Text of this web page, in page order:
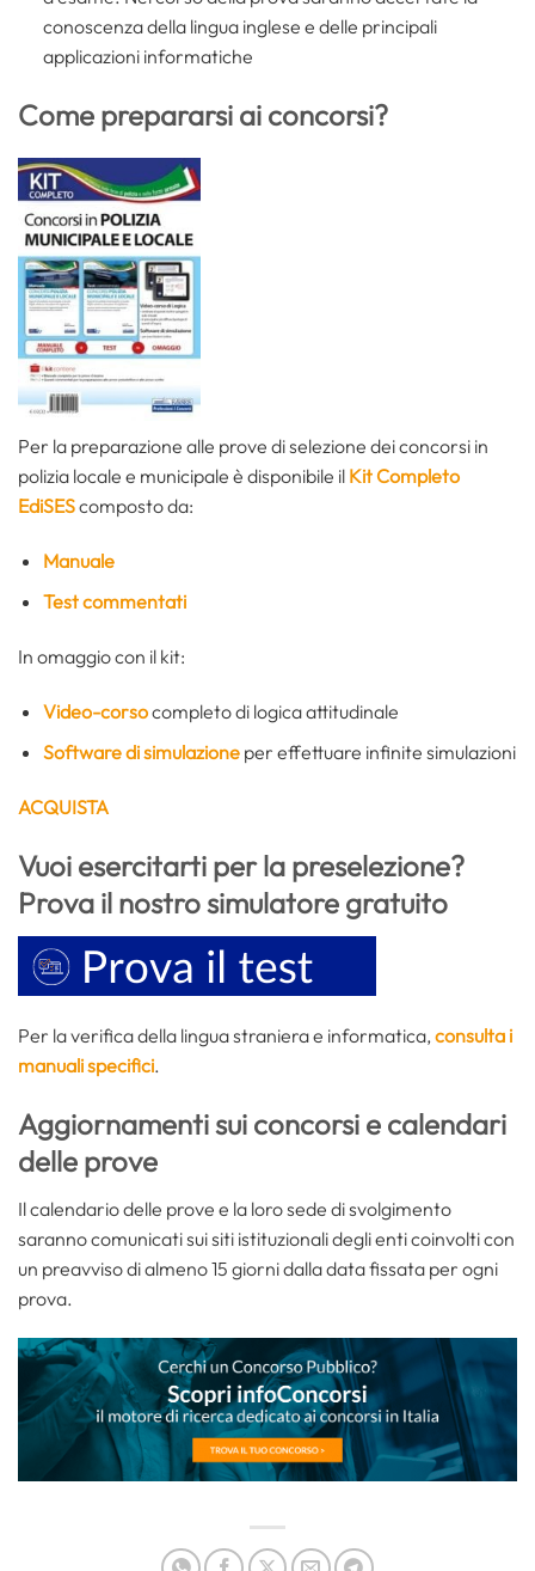
conoscenza della lingua inglese e delle principali
applicazioni informatiche
Come prepararsi ai concorsi?
Per la preparazione alle prove di selezione dei concorsi in
polizia locale e municipale è disponibile il Kit Completo
EdiSEScomposto da:
Manuale
Test commentati
In omaggio con il kit:
Video-corsocompleto di logica attitudinale
Software di simulazioneper effettuare infinite simulazioni
ACQUISTA
Vuoi esercitarti per la preselezione?
Prova il nostro simulatore gratuito
Per la verifica della lingua straniera e informatica, consulta i
manuali specifici.
Aggiornamenti sui concorsi e calendari
delle prove
Il calendario delle prove e la loro sede di svolgimento
saranno comunicati sui siti istituzionali degli enti coinvolti con
un preavviso di almeno 15 giorni dalla data fissata per ogni
prova.